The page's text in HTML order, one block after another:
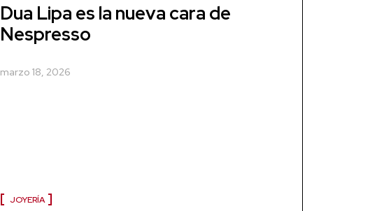
Dua Lipa es la nueva cara de
Nespresso
marzo 18, 2026
JOYERÍA